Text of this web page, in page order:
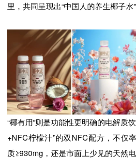
里，共同呈现出“中国人的养生椰子水
“椰有用”则是功能性更明确的电解质
+NFC柠檬汁”的双NFC配方，不仅
质≥930mg，还是市面上少见的天然电